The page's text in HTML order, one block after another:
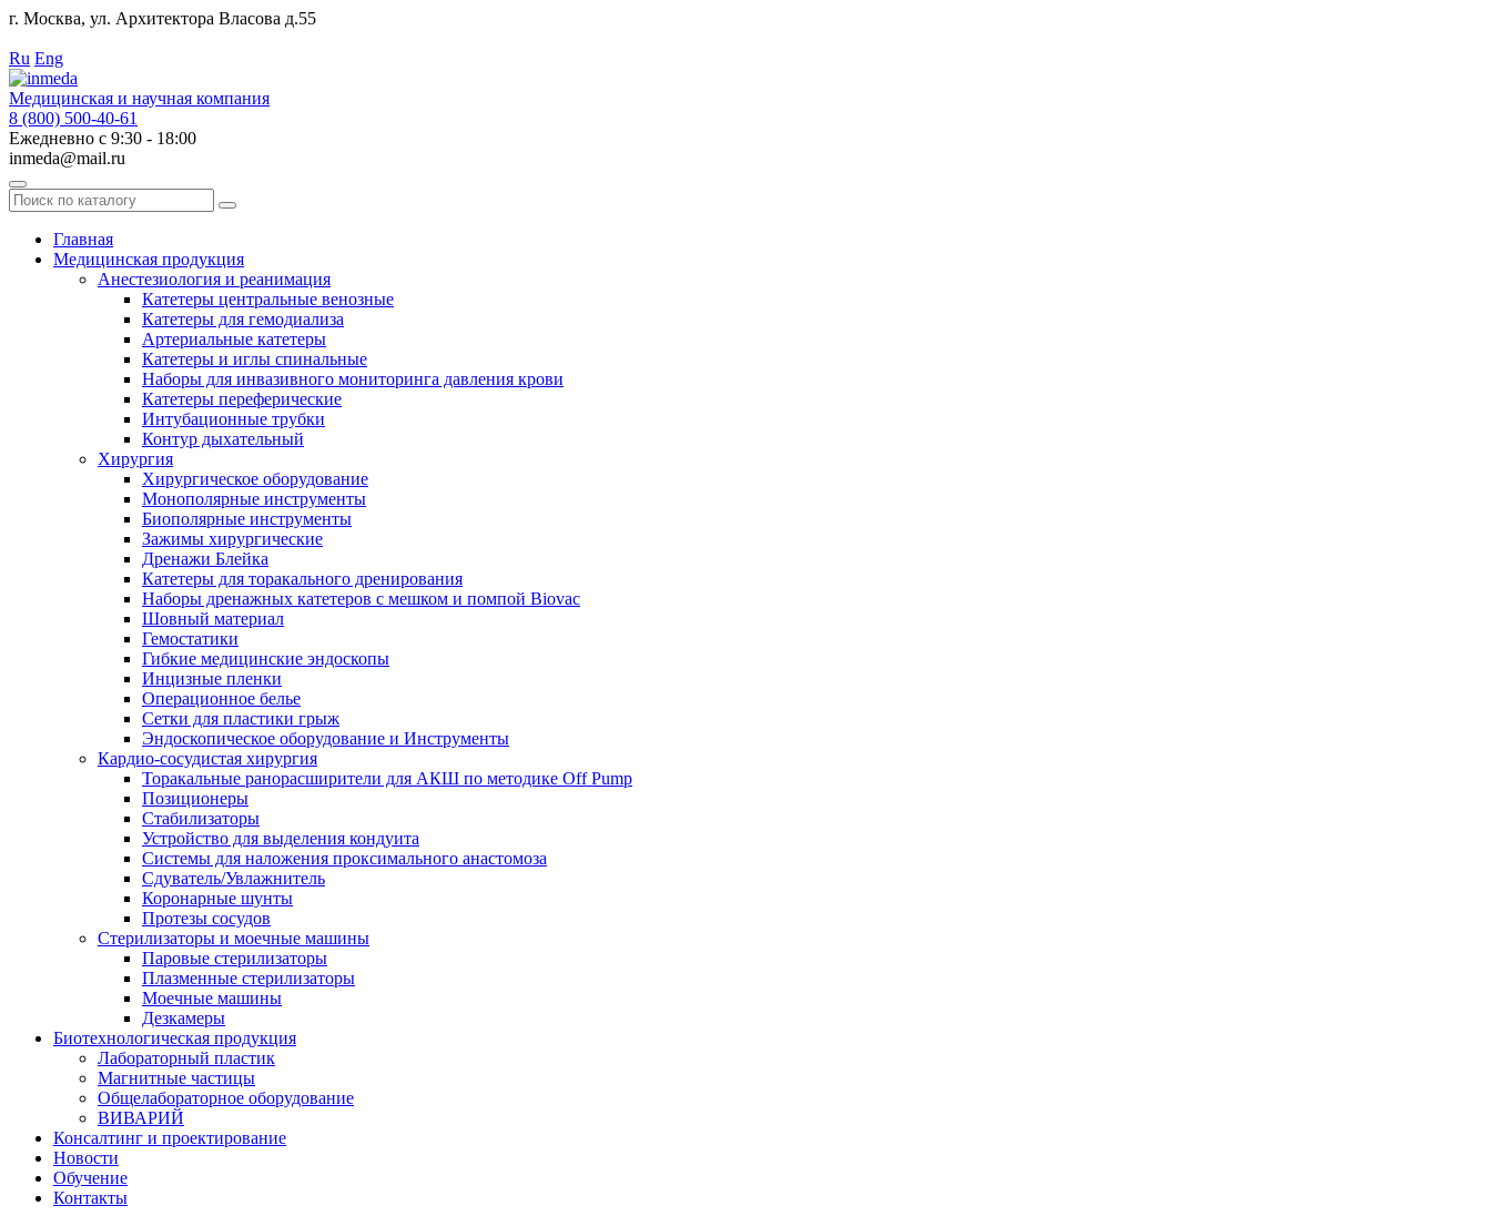
г. Москва, ул. Архитектора Власова д.55
Ru Eng
Медицинская и научная компания
8 (800) 500-40-61
Ежедневно с 9:30 - 18:00
inmeda@mail.ru
Поиск
по
каталогуГлавная
Медицинская продукция
Анестезиология и реанимация
Катетеры центральные венозные
Катетеры для гемодиализа
Артериальные катетеры
Катетеры и иглы спинальные
Наборы для инвазивного мониторинга давления крови
Катетеры переферические
Интубационные трубки
Контур дыхательный
Хирургия
Хирургическое оборудование
Монополярные инструменты
Биополярные инструменты
Зажимы хирургические
Дренажи Блейка
Катетеры для торакального дренирования
Наборы дренажных катетеров с мешком и помпой Biovac
Шовный материал
Гемостатики
Гибкие медицинские эндоскопы
Инцизные пленки
Операционное белье
Сетки для пластики грыж
Эндоскопическое оборудование и Инструменты
Кардио-сосудистая хирургия
Торакальные ранорасширители для АКШ по методике Off Pump
Позиционеры
Стабилизаторы
Устройство для выделения кондуита
Системы для наложения проксимального анастомоза
Сдуватель/Увлажнитель
Коронарные шунты
Протезы сосудов
Стерилизаторы и моечные машины
Паровые стерилизаторы
Плазменные стерилизаторы
Моечные машины
Дезкамеры
Биотехнологическая продукция
Лабораторный пластик
Магнитные частицы
Общелабораторное оборудование
ВИВАРИЙ
Консалтинг и проектирование
Новости
Обучение
Контакты